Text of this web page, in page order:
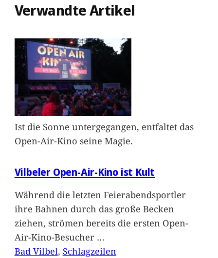
Verwandte Artikel
Ist die Sonne untergegangen, entfaltet das
Open-Air-Kino seine Magie.
Vilbeler Open-Air-Kino ist Kult
Während die letzten Feierabendsportler
ihre Bahnen durch das große Becken
ziehen, strömen bereits die ersten Open-
Air-Kino-Besucher …
Bad Vilbel, Schlagzeilen